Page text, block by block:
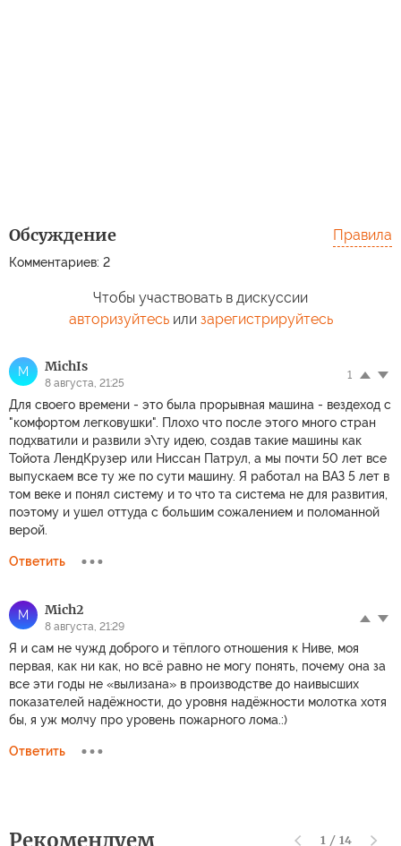
Обсуждение
Комментариев: 2
Правила
Чтобы участвовать в дискуссии
авторизуйтесьили зарегистрируйтесь
M MichIs
8 августа, 21:25
1
Для своего времени - это была прорывная машина - вездеход с
"комфортом легковушки". Плохо что после этого много стран
подхватили и развили э\ту идею, создав такие машины как
Тойота ЛендКрузер или Ниссан Патрул, а мы почти 50 лет все
выпускаем все ту же по сути машину. Я работал на ВАЗ 5 лет в
том веке и понял систему и то что та система не для развития,
поэтому и ушел оттуда с большим сожалением и поломанной
верой.
Ответить
M Mich2
8 августа, 21:29
Я и сам не чужд доброго и тёплого отношения к Ниве, моя
первая, как ни как, но всё равно не могу понять, почему она за
все эти годы не «вылизана» в производстве до наивысших
показателей надёжности, до уровня надёжности молотка хотя
бы, я уж молчу про уровень пожарного лома.:)
Ответить
Рекомендуем 1 / 14